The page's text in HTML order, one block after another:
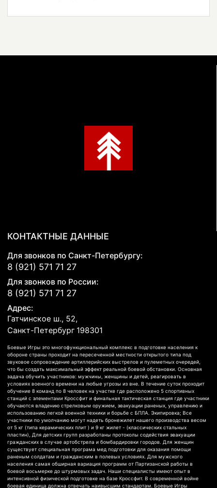
КОНТАКТНЫЕ ДАННЫЕ
Для звонков по Санкт-Петербургу:
8 (921) 571 71 27
Для звонков по России:
8 (921) 571 71 27
Адрес:
Гатчинское ш., 52,
Санкт-Петербург 198301
Боевые Игры это многофункциональный комплекс в подготовке населения к
обороне страны проходит на пересеченной местности открытого типа под
звуковое сопровождение артиллерийских выстрелов и пулеметных очередей,
что бы создать максимальный эффект реальной боевой обстановки. Основная
задача обучить участников: мужчины, женщины и детей, реагировать в
условиях военного времени на любые угрозы из вне. В течение суток проходит
обучение 8 команд по 8 человек на участке где расположено 5 спортивных
станций с элементами Кроссфит и финальная тактическая станция где участники
обучаются владению стрелковым оружием, эвакуации раненых, управлению и
использованию легкой военной техники и борьбе с БПЛА. Экипировка; Все
участники по умолчанию могут надеть бронежилет нашего производства весом
от 5 кг (типа керамических плит ) и 9 кг жилет - (классических стальных
пластин), Для детских групп разработаны протоколы содействия эвакуации
гражданских в случае артобстрела и бомбардировки городов. Для женщин
существует специальная програма мед подготовки для оказания помощи
раненым солдатам и гражданским в полевых условиях. Для мужского
населения самая обширная вариация программ от Партизанской работы в
боевой восьмерке до штурмовых задач. Наши специалисты имеют опыт в
интенсивной физической подготовке на базе Кроссфит. В современной войне
боевая единица должна отвечать наивысшим стандартам. Боевые Игры